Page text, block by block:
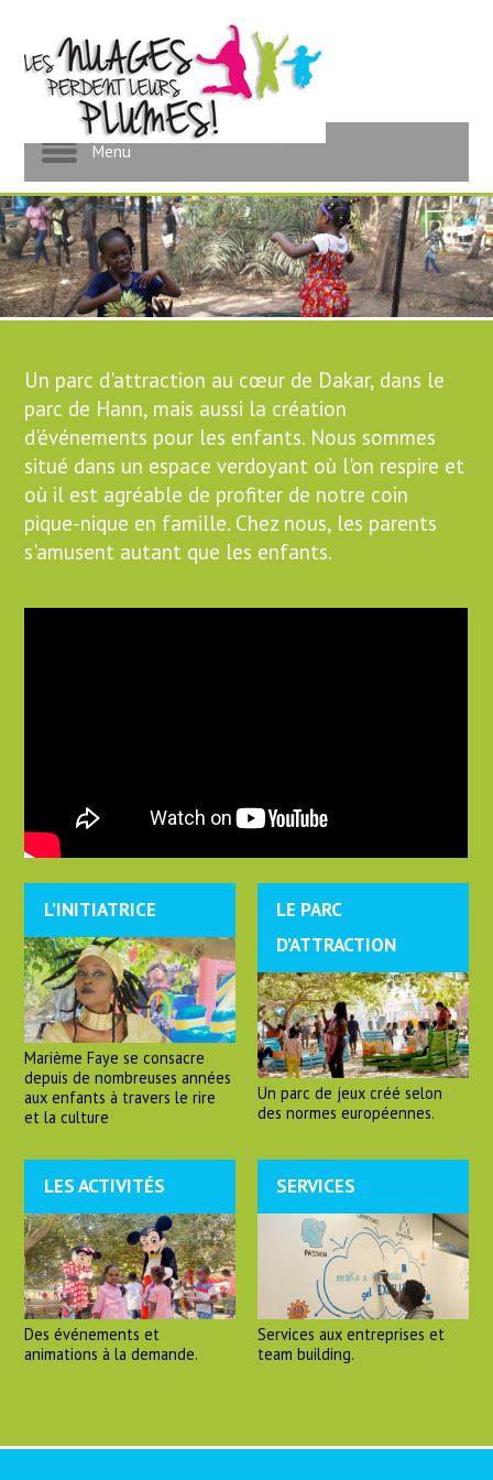
Événementiel pour les
enfants
Menu
Un parc d'attraction au cœur de Dakar, dans le
parc de Hann, mais aussi la création
d'événements pour les enfants. Nous sommes
situé dans un espace verdoyant où l'on respire et
où il est agréable de profiter de notre coin
pique-nique en famille. Chez nous, les parents
s'amusent autant que les enfants.
L’INITIATRICE
Marième Faye se consacre
depuis de nombreuses années
aux enfants à travers le rire
et la culture
LE PARC
D’ATTRACTION
Un parc de jeux créé selon
des normes européennes.
LES ACTIVITÉS
Des événements et
animations à la demande.
SERVICES
Services aux entreprises et
team building.